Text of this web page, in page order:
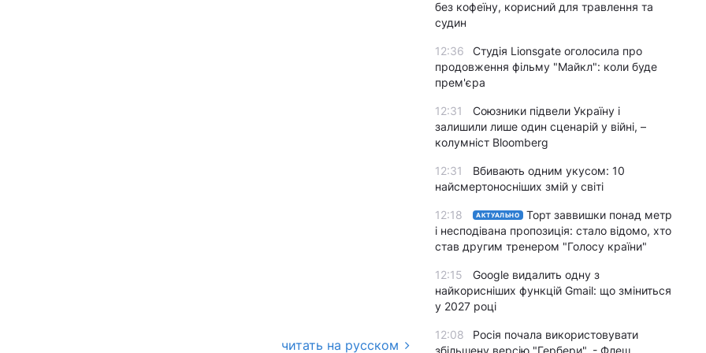
читать на русском
без кофеїну, корисний для травлення та
судин
12:36
Студія Lionsgate оголосила про
продовження фільму "Майкл": коли буде
прем'єра
12:31
Союзники підвели Україну і
залишили лише один сценарій у війні, –
колумніст Bloomberg
12:31
Вбивають одним укусом: 10
найсмертоносніших змій у світі
12:18 АКТУАЛЬНО
Торт заввишки понад метр
і несподівана пропозиція: стало відомо, хто
став другим тренером "Голосу країни"
12:15
Google видалить одну з
найкорисніших функцій Gmail: що зміниться
у 2027 році
12:08
Росія почала використовувати
збільшену версію "Гербери", - Флеш